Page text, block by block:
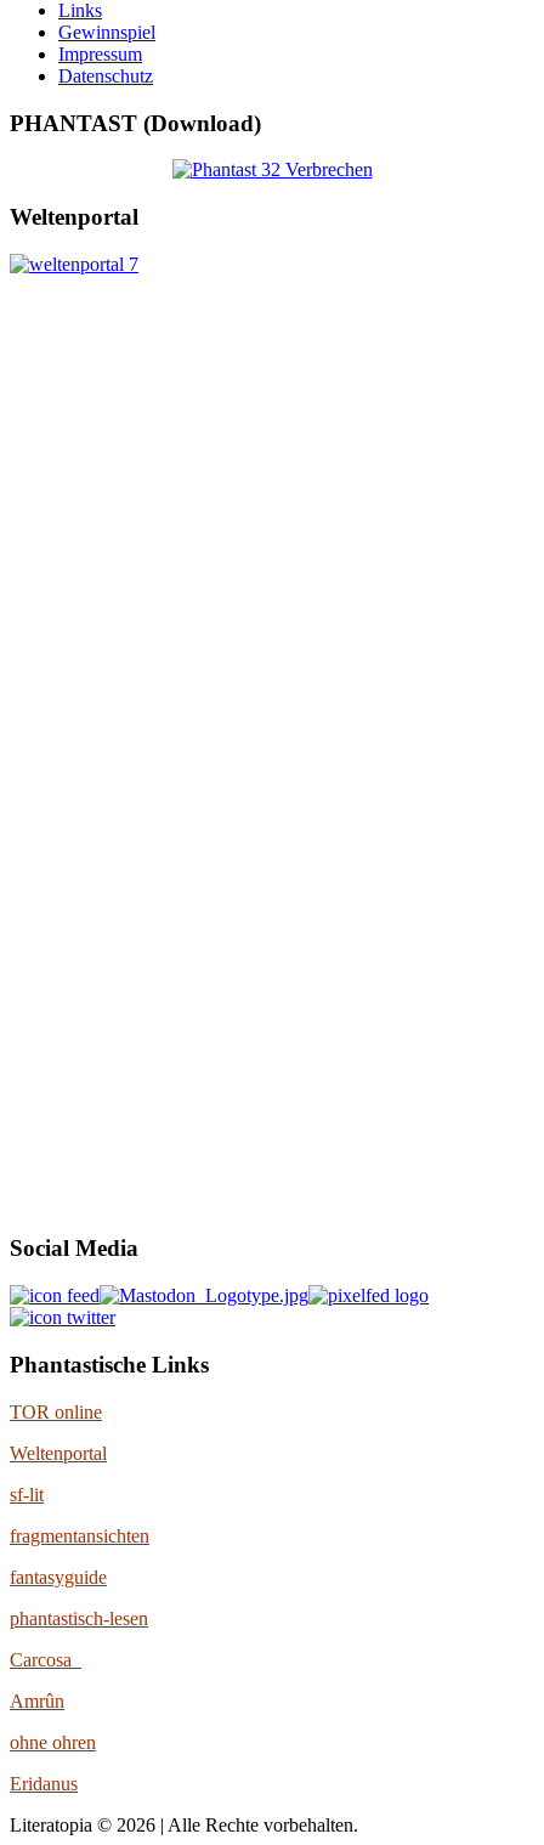
Links
Gewinnspiel
Impressum
Datenschutz
PHANTAST (Download)
Weltenportal
Social Media
Phantastische Links
TOR online
Weltenportal
sf-lit
fragmentansichten
fantasyguide
phantastisch-lesen
Carcosa
Amrûn
ohne ohren
Eridanus
Literatopia © 2026 | Alle Rechte vorbehalten.